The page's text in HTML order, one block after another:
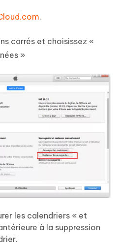
.
carrés et choisissez «
»
les calendriers « et
à la suppression